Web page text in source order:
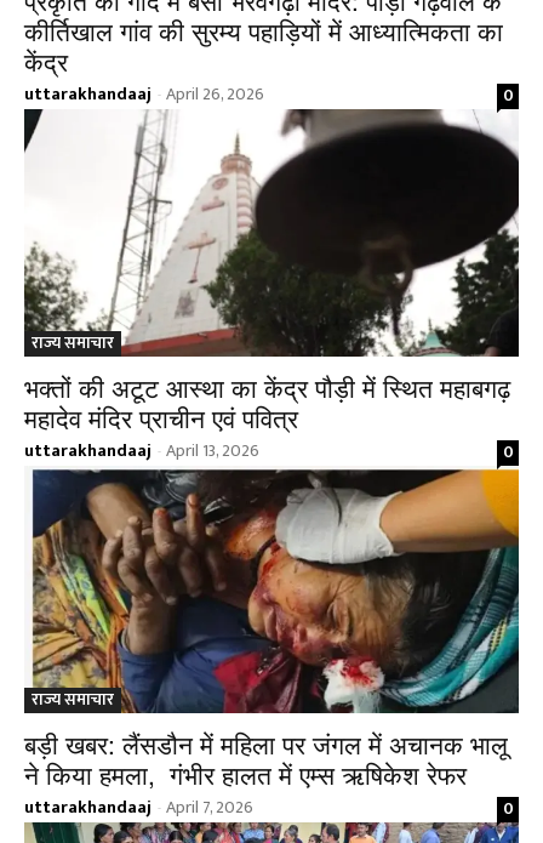
कीर्तिखाल गांव की सुरम्य पहाड़ियों में आध्यात्मिकता का
केंद्र
uttarakhandaaj - April 26, 2026 0
राज्य समाचार
भक्तों की अटूट आस्था का केंद्र पौड़ी में स्थित महाबगढ़
महादेव मंदिर प्राचीन एवं पवित्र
uttarakhandaaj - April 13, 2026 0
राज्य समाचार
बड़ी खबर: लैंसडौन में महिला पर जंगल में अचानक भालू
ने किया हमला, गंभीर हालत में एम्स ऋषिकेश रेफर
uttarakhandaaj - April 7, 2026 0